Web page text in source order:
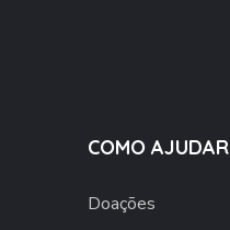
COMO AJUDAR
Doações